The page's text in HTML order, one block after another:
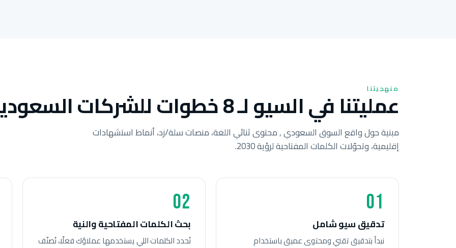
منهجيتنا
عمليتنا في السيو لـ 8 خطوات للشركات السعودية.
مبنية حول واقع السوق السعودي , محتوى ثنائي اللغة، منصات سلة/زد، أنماط استشهادات
إقليمية، وتحوّلات الكلمات المفتاحية لرؤية 2030.
01
تدقيق سيو شامل
نبدأ بتدقيق تقني ومحتوى عميق باستخدام
02
بحث الكلمات المفتاحية والنية
نُحدد الكلمات اللي يستخدمها عملاؤك فعلًا، نُصنّف